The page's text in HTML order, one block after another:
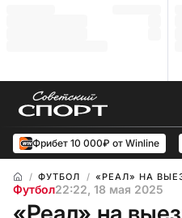
Фрибет 10 000₽ от Winline
ФУТБОЛ «РЕАЛ» НА
Футбол22:22, 18 мая 2025